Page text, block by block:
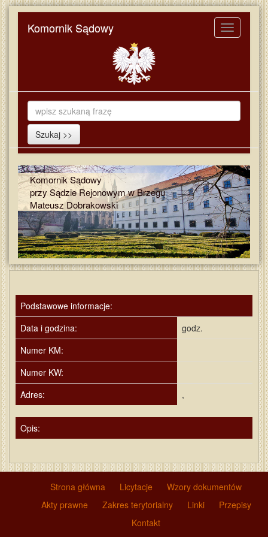
Toggle
navigation
Komornik Sądowy
Komornik Sądowy
przy Sądzie Rejonowym w Brzegu
Mateusz Dobrakowski
Podstawowe informacje:
Data i godzina:
godz.
Numer KM:
Numer KW:
Adres:
,
Opis:
Strona główna Licytacje
Wzory dokumentów
Akty prawne
Zakres terytorialny Linki
Przepisy
Kontakt